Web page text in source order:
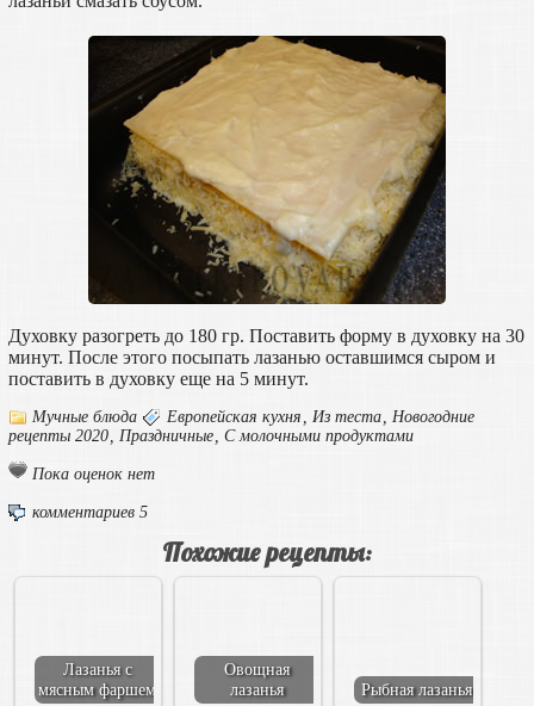
Духовку разогреть до 180 гр. Поставить форму в духовку на 30
минут. После этого посыпать лазанью оставшимся сыром и
поставить в духовку еще на 5 минут.
Мучные блюда Европейская кухня Из теста
Новогодние
рецепты 2020
Праздничные С молочными продуктами
Пока оценок нет
комментариев 5
Похожие рецепты:
Лазанья с
мясным фаршем
Овощная
лазанья
Рыбная лазанья